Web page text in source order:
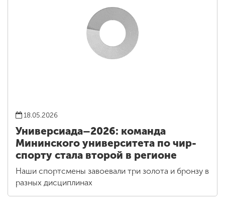
18.05.2026
Универсиада–2026: команда
Мининского университета по чир-
спорту стала второй в регионе
Наши спортсмены завоевали три золота и бронзу в
разных дисциплинах